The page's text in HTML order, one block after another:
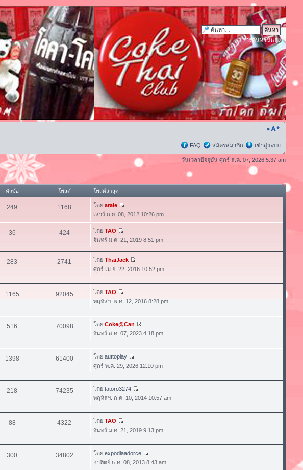
การค้นหาขั้นสูง
FAQ สมัครสมาชิก เข้าสู่ระบบ
วันเวลาปัจจุบัน ศุกร์ ส.ค. 07, 2026 5:37 am
หัวข้อ โพสต์ โพสต์ล่าสุด
249 1168 โดย arale
เสาร์ ก.ย. 08, 2012 10:26 pm
36 424 โดย TAO
จันทร์ ม.ค. 21, 2019 8:51 pm
283 2741 โดย ThaiJack
ศุกร์ เม.ย. 22, 2016 10:52 pm
1165 92045 โดย TAO
พฤหัสฯ. พ.ค. 12, 2016 8:28 pm
516 70098 โดย Coke@Can
จันทร์ ส.ค. 07, 2023 4:18 pm
1398 61400 โดย auttoplay
ศุกร์ พ.ค. 29, 2026 12:10 pm
218 74235 โดย tatoro3274
พฤหัสฯ. ก.ค. 10, 2014 10:57 am
88 4322 โดย TAO
จันทร์ ม.ค. 21, 2019 9:13 pm
300 34802 โดย expodiaadorce
อาทิตย์ ธ.ค. 08, 2013 8:43 am